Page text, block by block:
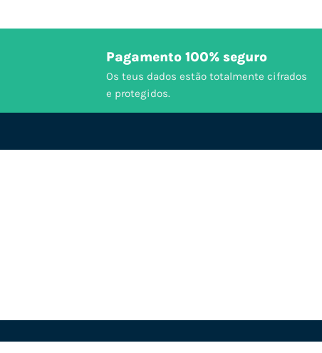
Pagamento 100% seguro
Os teus dados estão totalmente cifrados
e protegidos.